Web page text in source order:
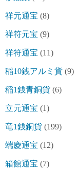
祥元通宝 (8)
祥符元宝 (9)
祥符通宝 (11)
稲10銭アルミ貨 (9)
稲1銭青銅貨 (6)
立元通宝 (1)
竜1銭銅貨 (199)
端慶通宝 (12)
箱館通宝 (7)